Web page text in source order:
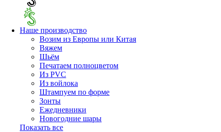
Наше производство
Возим из Европы или Китая
Вяжем
Шьём
Печатаем полноцветом
Из PVC
Из войлока
Штампуем по форме
Зонты
Ежедневники
Новогодние шары
Показать все